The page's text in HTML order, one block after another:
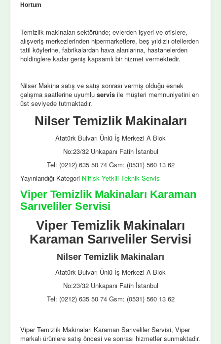
Hortum
Temizlik makinaları sektöründe; evlerden işyeri ve ofislere,
alışveriş merkezlerinden hipermarketlere, beş yıldızlı otellerden
tatil köylerine, fabrikalardan hava alanlarına, hastanelerden
holdinglere kadar geniş kapsamlı bir hizmet vermektedir.
Nilser Makina satış ve satış sonrası vermiş olduğu esnek
çalışma saatlerine uyumlu servis ile müşteri memnuniyetini en
üst seviyede tutmaktadır.
Nilser Temizlik Makinaları
Atatürk Bulvarı Ünlü İş Merkezi A Blok
No:23/32 Unkapanı Fatih İstanbul
Tel: (0212) 635 50 74 Gsm: (0531) 560 13 62
Yayınlandığı Kategori Nilfisk Yetkili Teknik Servis
Viper Temizlik Makinaları Karaman
Sarıveliler Servisi
Viper Temizlik Makinaları
Karaman Sarıveliler Servisi
Nilser Temizlik Makinaları
Atatürk Bulvarı Ünlü İş Merkezi A Blok
No:23/32 Unkapanı Fatih İstanbul
Tel: (0212) 635 50 74 Gsm: (0531) 560 13 62
Viper Temizlik Makinaları Karaman Sarıveliler Servisi, Viper
markalı ürünlere satış öncesi ve sonrası hizmetler sunmaktadır.